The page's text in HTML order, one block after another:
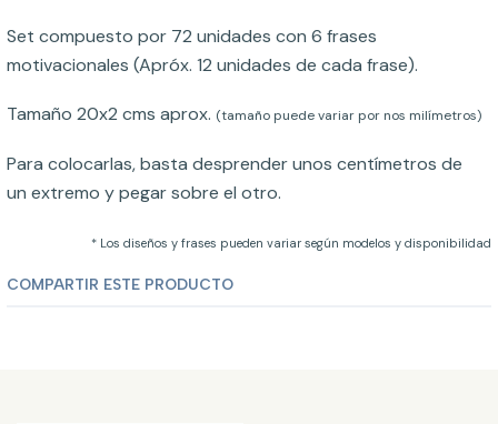
Set compuesto por 72 unidades con 6 frases
motivacionales (Apróx. 12 unidades de cada frase).
Tamaño 20x2 cms aprox. (tamaño puede variar por nos milímetros)
Para colocarlas, basta desprender unos centímetros de
un extremo y pegar sobre el otro.
* Los diseños y frases pueden variar según modelos y disponibilidad
COMPARTIR ESTE PRODUCTO